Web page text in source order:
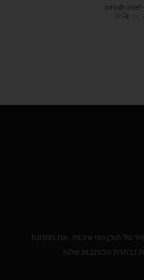
של תוכן נשי איכותי. את מוזמנת
נבחרת הכותבות שלנו!